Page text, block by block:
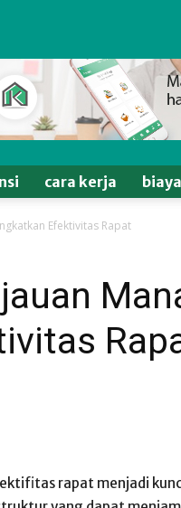
cara kerja biaya
Efektivitas Rapat
rapat menjadi